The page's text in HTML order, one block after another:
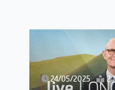
24/05/2025 2